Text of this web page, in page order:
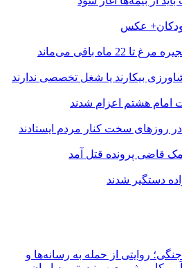
عکس
ماه باقی می‌ماند
روزهای سخت کنار مردم ایستادند
قاضی پرونده قتل آمد
روایتی از حمله به رسانه‌ها و